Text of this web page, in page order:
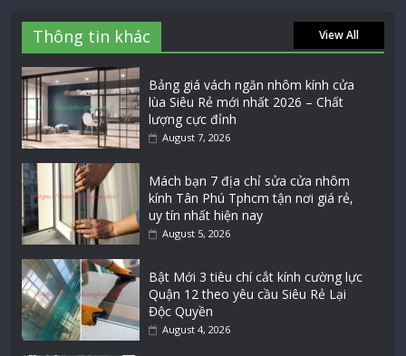
Thông tin khác View All
Bảng giá vách ngăn nhôm kính cửa
lùa Siêu Rẻ mới nhất 2026 – Chất
lượng cực đỉnh
August 7, 2026
Mách bạn 7 địa chỉ sửa cửa nhôm
kính Tân Phú Tphcm tận nơi giá rẻ,
uy tín nhất hiện nay
August 5, 2026
Bật Mới 3 tiêu chí cắt kính cường lực
Quận 12 theo yêu cầu Siêu Rẻ Lại
Độc Quyền
August 4, 2026